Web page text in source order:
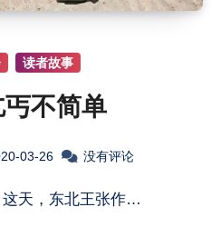
读者故事
不简单
03-26 没有评论
，东北王张作…